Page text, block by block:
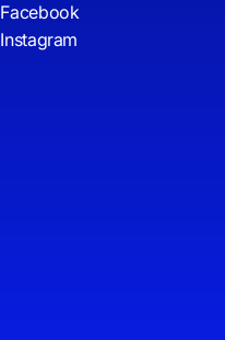
Facebook
Instagram